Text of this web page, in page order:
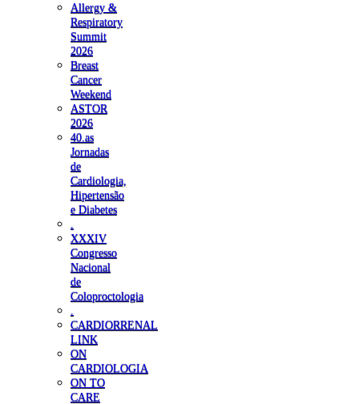
Allergy &
Respiratory
Summit
2026
Breast
Cancer
Weekend
ASTOR
2026
40.as
Jornadas
de
Cardiologia,
Hipertensão
e Diabetes
XXXIV
Congresso
Nacional
de
Coloproctologia
CARDIORRENAL
LINK
ON
CARDIOLOGIA
ON TO
CARE